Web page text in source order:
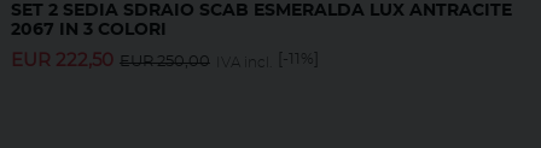
SET 2 SEDIA SDRAIO SCAB ESMERALDA LUX ANTRACITE
2067 IN 3 COLORI
EUR 222,50 EUR250,00 IVA incl. [-11%]